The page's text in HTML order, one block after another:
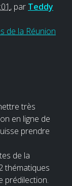
, par Teddy
de la Réunion
très
en ligne de
prendre
de la
thématiques
prédilection.